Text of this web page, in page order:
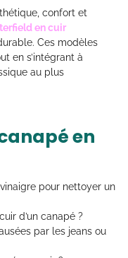
confort et
en cuir
Ces modèles
en s’intégrant à
au plus
en
pour nettoyer un
d’un canapé ?
par les jeans ou